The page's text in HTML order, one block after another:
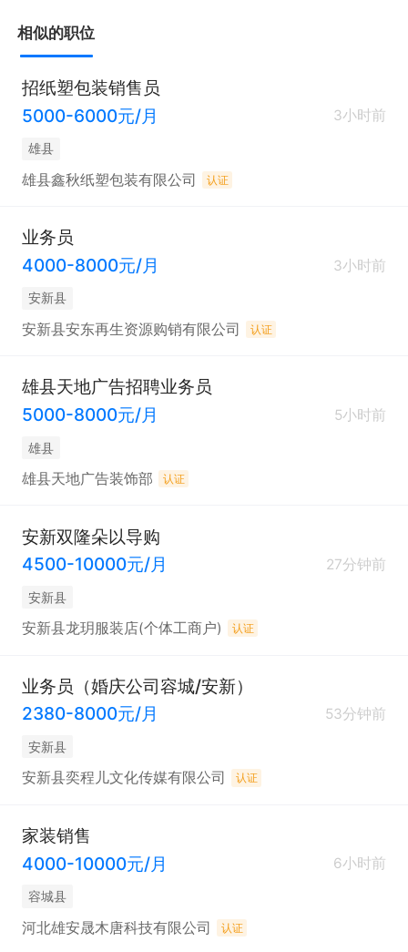
相似的职位
招纸塑包装销售员
5000-6000元/月
3小时前
雄县
雄县鑫秋纸塑包装有限公司 认证
业务员
4000-8000元/月
3小时前
安新县
安新县安东再生资源购销有限公司 认证
雄县天地广告招聘业务员
5000-8000元/月
5小时前
雄县
雄县天地广告装饰部 认证
安新双隆朵以导购
4500-10000元/月
27分钟前
安新县
安新县龙玥服装店(个体工商户) 认证
业务员（婚庆公司容城/安新）
2380-8000元/月
53分钟前
安新县
安新县奕程儿文化传媒有限公司 认证
家装销售
4000-10000元/月
6小时前
容城县
河北雄安晟木唐科技有限公司 认证